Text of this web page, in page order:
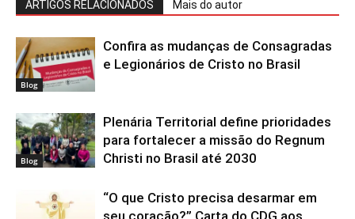
ARTIGOS RELACIONADOS Mais do autor
Blog
Confira as mudanças de Consagradas
e Legionários de Cristo no Brasil
Blog
Plenária Territorial define prioridades
para fortalecer a missão do Regnum
Christi no Brasil até 2030
“O que Cristo precisa desarmar em